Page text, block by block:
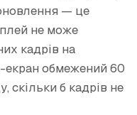
— це
не може
кадрів на
екран обмежений 60
скільки б кадрів не